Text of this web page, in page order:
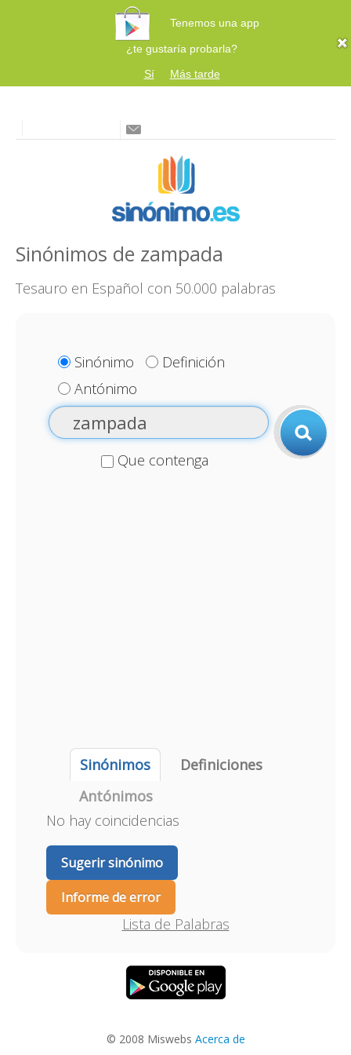
Tenemos una app
¿te gustaría probarla?
Sí
Más tarde
Sinónimos de zampada
Tesauro en Español con 50.000 palabras
Sinónimo
Definición
Antónimo
Que contenga
Sinónimos
Definiciones
Antónimos
No hay coincidencias
Sugerir sinónimo
Informe de error
Lista de Palabras
© 2008 Miswebs Acerca de